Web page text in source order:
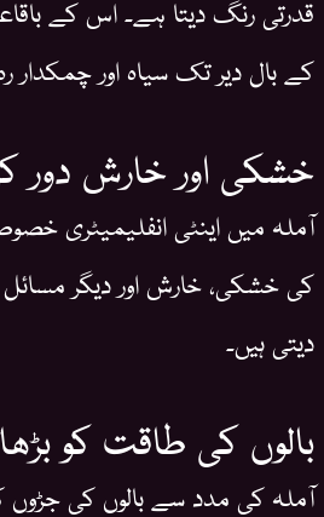
قدرتی رنگ دیتا ہے۔ اس کے
کے بال دیر تک سیاہ اور چمکدار
خشکی اور خارش دور
آملہ میں اینٹی انفلیمیٹری
کی خشکی، خارش اور دیگر مسائل
دیتی ہیں۔
بالوں کی طاقت کو
آملہ کی مدد سے بالوں کی